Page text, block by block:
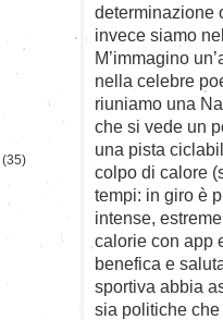
determinazione
invece siamo
M’immagino
nella celebre
riuniamo una
che si vede un
una pista
colpo di calore
tempi: in giro è
intense,
calorie con app
benefica e
sportiva abbia
sia politiche
(35)